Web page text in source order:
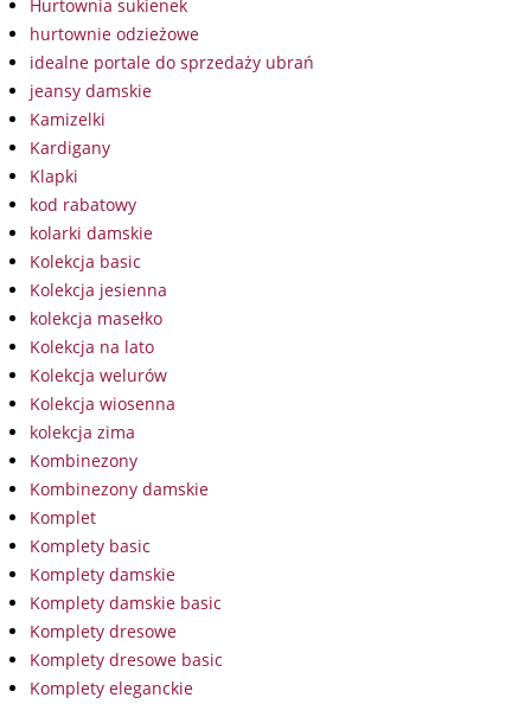
Hurtownia sukienek
hurtownie odzieżowe
idealne portale do sprzedaży ubrań
jeansy damskie
Kamizelki
Kardigany
Klapki
kod rabatowy
kolarki damskie
Kolekcja basic
Kolekcja jesienna
kolekcja masełko
Kolekcja na lato
Kolekcja welurów
Kolekcja wiosenna
kolekcja zima
Kombinezony
Kombinezony damskie
Komplet
Komplety basic
Komplety damskie
Komplety damskie basic
Komplety dresowe
Komplety dresowe basic
Komplety eleganckie